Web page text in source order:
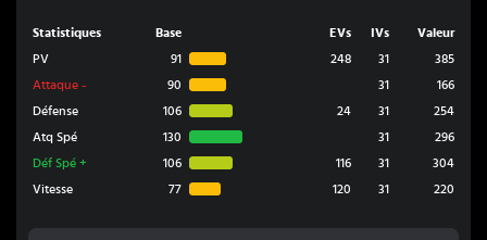
Statistiques Base EVs IVs
Valeur
PV
91 248 31
385
Attaque - 90 31
166
Défense
106 24 31
254
Atq Spé
130 31
296
Déf Spé + 106 116 31
304
Vitesse
77 120 31 220